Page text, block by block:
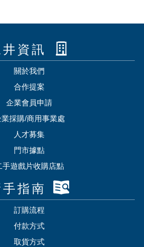
井資訊
關於我們
合作提案
企業會員申請
業採購/商用事業處
人才募集
門市據點
手遊戲片收購店點
手指南
訂購流程
付款方式
取貨方式